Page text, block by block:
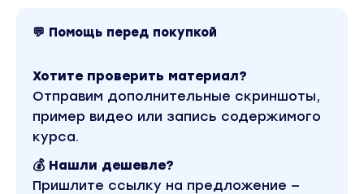
7 урок. Бизнес-модель флиппинга. Твоя
ускорители.
Дополнительные материалы (чек-листы,
таблицы, видео-инструкции по работе с
кассой и пр.).
Прямой эфир от эксперта с ответами на
ваши вопросы.
💬 Помощь перед покупкой
Хотите проверить материал?
Отправим дополнительные скриншоты,
пример видео или запись содержимого
курса.
💰 Нашли дешевле?
Пришлите ссылку на предложение —